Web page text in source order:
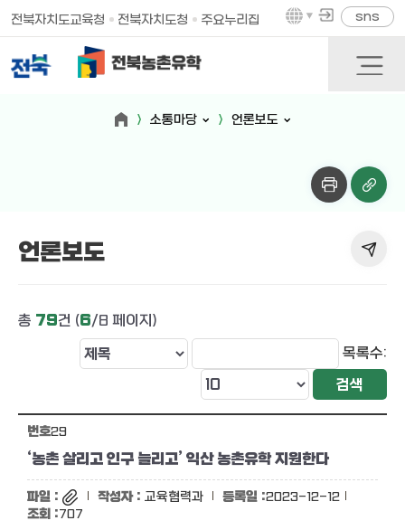
전북자치도교육청 전북자치도청 주요누리집 sns
소통마당 언론보도
언론보도
총 79건 (6/8 페이지)
목록수:
29
‘농촌 살리고 인구 늘리고’ 익산 농촌유학 지원한다
교육협력과
2023-12-12
707